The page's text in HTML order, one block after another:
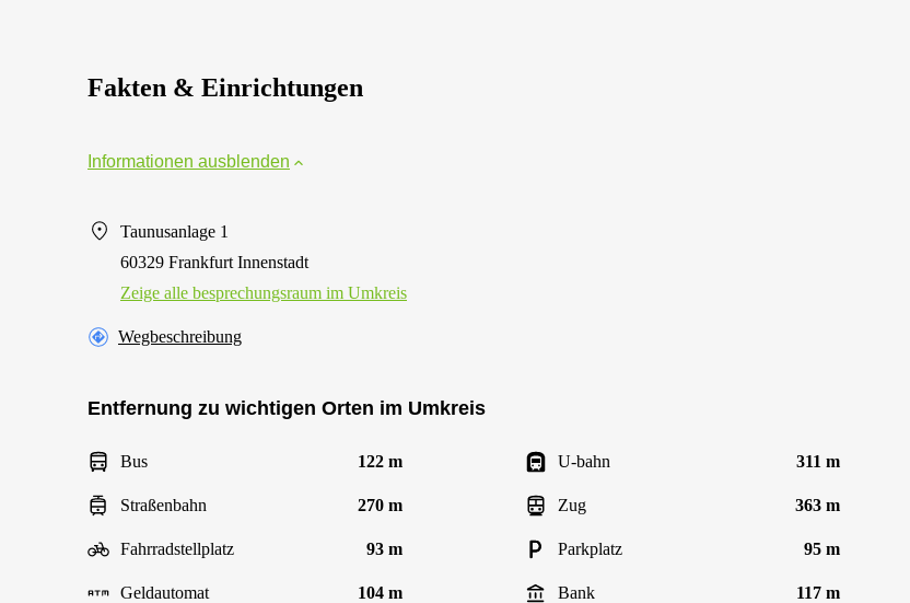
Fakten & Einrichtungen
Informationen ausblenden
Taunusanlage 1
60329 Frankfurt Innenstadt
Zeige alle besprechungsraum im Umkreis
Wegbeschreibung
Entfernung zu wichtigen Orten im Umkreis
Bus 122 m U-bahn 311 m
Straßenbahn 270 m Zug 363 m
Fahrradstellplatz 93 m Parkplatz 95 m
Geldautomat 104 m Bank 117 m